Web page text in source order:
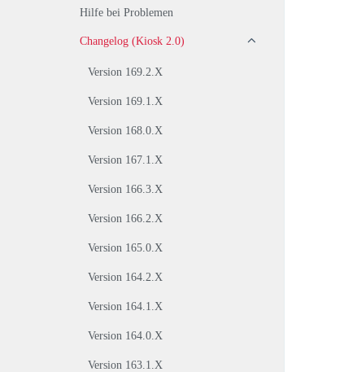
Hilfe bei Problemen
Changelog (Kiosk 2.0)
Version 169.2.X
Version 169.1.X
Version 168.0.X
Version 167.1.X
Version 166.3.X
Version 166.2.X
Version 165.0.X
Version 164.2.X
Version 164.1.X
Version 164.0.X
Version 163.1.X